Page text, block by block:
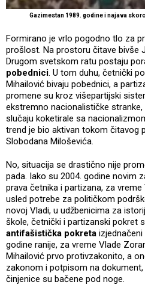
Gazimestan 1989. godine i najava
Formirano je vrlo pogodno tlo za
prošlost. Na prostoru čitave bivše
Drugom svetskom ratu postaju
pobednici. U tom duhu, četnički
Mihailović bivaju pobednici, a
promene su kroz višepartijski
ekstremno nacionalističke
slučaju koketirale sa
trend je bio aktivan tokom čitavog
Slobodana Miloševića.
No, situacija se drastično nije
pada. Iako su 2004. godine novim
prava četnika i partizana, za
usled potrebe za političkom
novoj Vladi, u udžbenicima za
škole, četnički i partizanski pokret
antifašistička pokreta
godine ranije, za vreme Vlade
Mihailović prvo protivzakonito, a
zakonom i potpisom na
činjenice su bačene pod noge.